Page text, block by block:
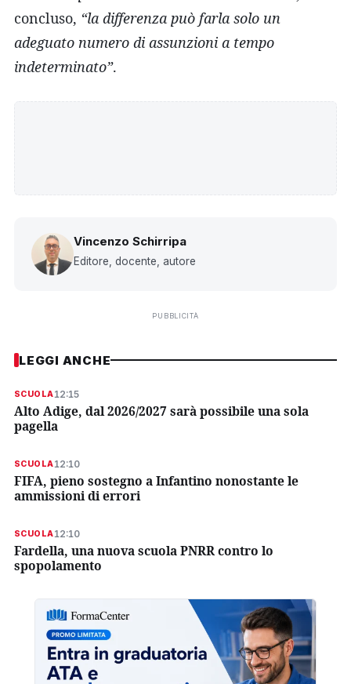
concluso, “la differenza può farla solo un
adeguato numero di assunzioni a tempo
indeterminato”.
Vincenzo Schirripa
Editore, docente, autore
PUBBLICITÀ
LEGGI ANCHE
SCUOLA12:15
Alto Adige, dal 2026/2027 sarà possibile una sola
pagella
SCUOLA12:10
FIFA, pieno sostegno a Infantino nonostante le
ammissioni di errori
SCUOLA12:10
Fardella, una nuova scuola PNRR contro lo
spopolamento